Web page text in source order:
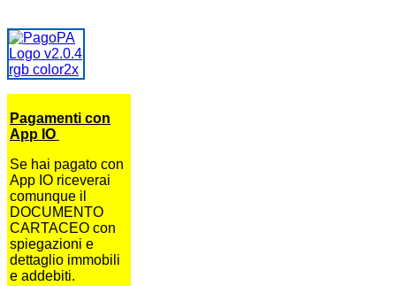
Pagamenti con
App IO
Se hai pagato con
App IO riceverai
comunque il
DOCUMENTO
CARTACEO con
spiegazioni e
dettaglio immobili
e addebiti.